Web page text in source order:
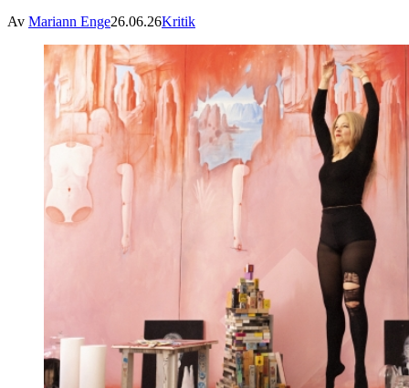
Av Mariann Enge26.06.26Kritik